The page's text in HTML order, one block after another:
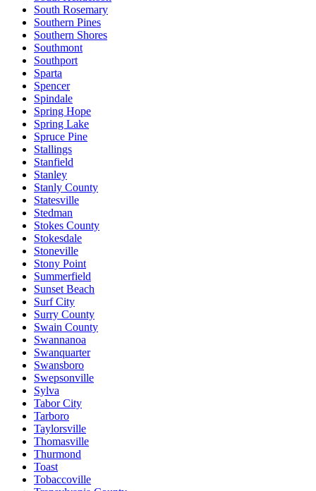
South Rosemary
Southern Pines
Southern Shores
Southmont
Southport
Sparta
Spencer
Spindale
Spring Hope
Spring Lake
Spruce Pine
Stallings
Stanfield
Stanley
Stanly County
Statesville
Stedman
Stokes County
Stokesdale
Stoneville
Stony Point
Summerfield
Sunset Beach
Surf City
Surry County
Swain County
Swannanoa
Swanquarter
Swansboro
Swepsonville
Sylva
Tabor City
Tarboro
Taylorsville
Thomasville
Thurmond
Toast
Tobaccoville